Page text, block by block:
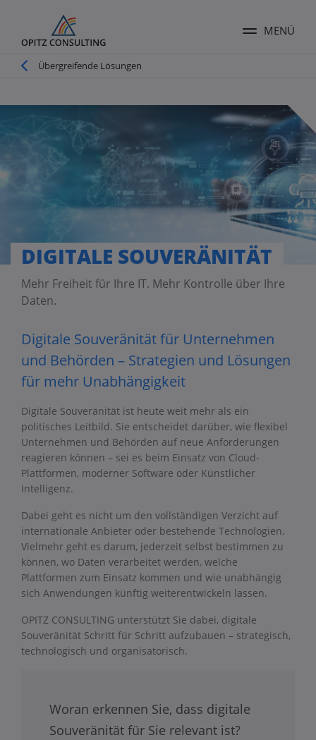
Menü
MENÜ
Pfadnavigation
Übergreifende Lösungen
DIGITALE SOUVERÄNITÄT
Mehr Freiheit für Ihre IT. Mehr Kontrolle über Ihre
Daten.
Digitale Souveränität für Unternehmen
und Behörden – Strategien und Lösungen
für mehr Unabhängigkeit
Digitale Souveränität ist heute weit mehr als ein
politisches Leitbild. Sie entscheidet darüber, wie flexibel
Unternehmen und Behörden auf neue Anforderungen
reagieren können – sei es beim Einsatz von Cloud-
Plattformen, moderner Software oder Künstlicher
Intelligenz.
Dabei geht es nicht um den vollständigen Verzicht auf
internationale Anbieter oder bestehende Technologien.
Vielmehr geht es darum, jederzeit selbst bestimmen zu
können, wo Daten verarbeitet werden, welche
Plattformen zum Einsatz kommen und wie unabhängig
sich Anwendungen künftig weiterentwickeln lassen.
OPITZ CONSULTING unterstützt Sie dabei, digitale
Souveränität Schritt für Schritt aufzubauen – strategisch,
technologisch und organisatorisch.
Woran erkennen Sie, dass digitale
Souveränität für Sie relevant ist?